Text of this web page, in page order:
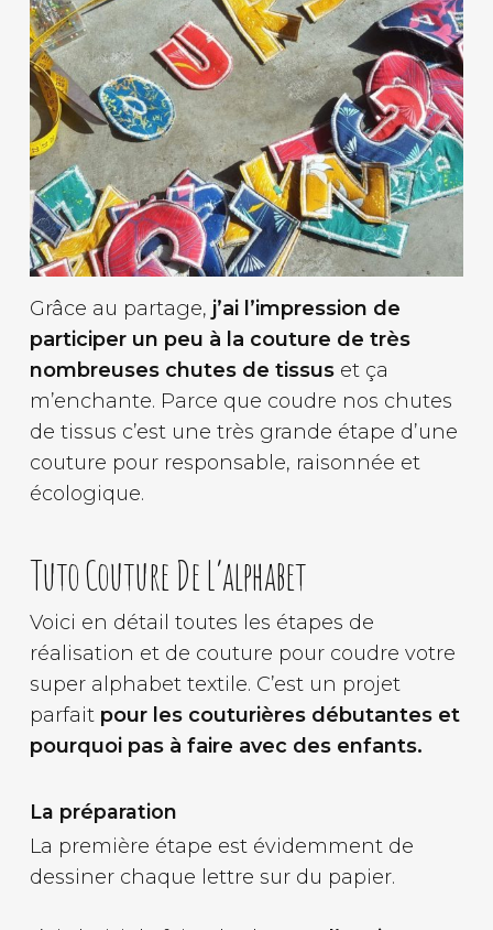
Grâce au partage, j’ai l’impression de
participer un peu à la couture de très
nombreuses chutes de tissuset ça
m’enchante. Parce que coudre nos chutes
de tissus c’est une très grande étape d’une
couture pour responsable, raisonnée et
écologique.
Tuto Couture De L’alphabet
Voici en détail toutes les étapes de
réalisation et de couture pour coudre votre
super alphabet textile. C’est un projet
parfait pour les couturières débutantes et
pourquoi pas à faire avec des enfants.
La préparation
La première étape est évidemment de
dessiner chaque lettre sur du papier.